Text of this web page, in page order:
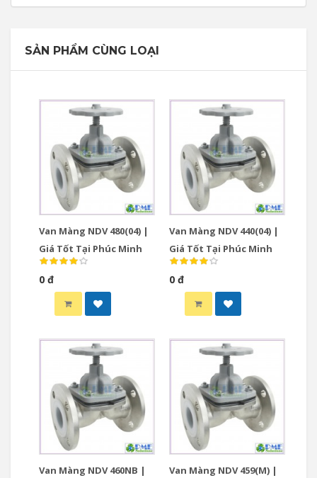
SẢN PHẨM CÙNG LOẠI
Van Màng NDV 480(04) |
Giá Tốt Tại Phúc Minh
0 đ
Van Màng NDV 440(04) |
Giá Tốt Tại Phúc Minh
0 đ
Van Màng NDV 460NB |
Van Màng NDV 459(M) |